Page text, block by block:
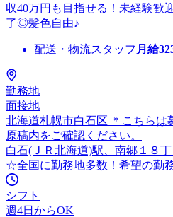
収40万円も目指せる！未経験歓
了◎髪色自由♪
配送・物流スタッフ 月給
勤務地
面接地
北海道札幌市白石区 ＊こちらは
原稿内をご確認ください。
白石(ＪＲ北海道)駅、南郷１８
☆全国に勤務地多数！希望の勤
シフト
週4日からOK